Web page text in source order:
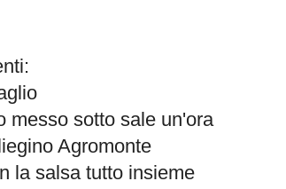
messo sotto sale un'ora
Agromonte
la salsa tutto insieme